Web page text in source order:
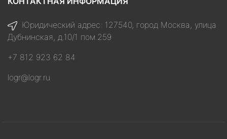
Юридический адрес: 127540, город Москва, улица
Дубнинская, д.10/1 пом.259
+7 812 923 62 84
logr@logr.ru